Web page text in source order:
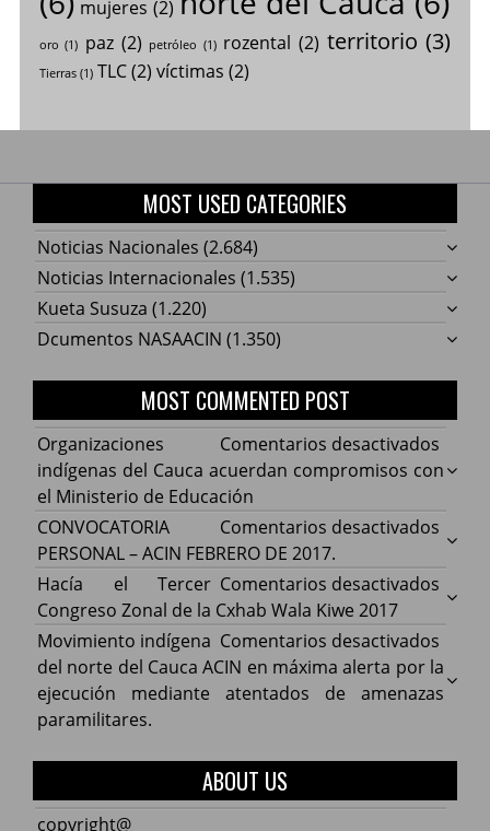
mujeres (2)
oro (1) paz (2) petróleo (1) rozental (2) territorio (3)
Tierras(1) TLC(2) víctimas (2)
MOST USED CATEGORIES
Noticias Nacionales (2.684)
Noticias Internacionales (1.535)
Kueta Susuza (1.220)
Dcumentos NASAACIN (1.350)
MOST COMMENTED POST
Comentarios desactivados
Cauca
con
de
Organizaciones
indígenas del Cauca acuerdan compromisos con
el Ministerio de Educación
Comentarios desactivados
ACIN
DE
CONVOCATORIA
PERSONAL – ACIN FEBRERO DE 2017.
Comentarios desactivados
Hacía
la
Hacía el Tercer
Congreso Zonal de la Cxhab Wala Kiwe 2017
Comentarios desactivados
Cauca
Movimiento indígena
del norte del Cauca ACIN en máxima alerta por la
ejecución mediante atentados de amenazas
paramilitares.
ABOUT US
copyright@